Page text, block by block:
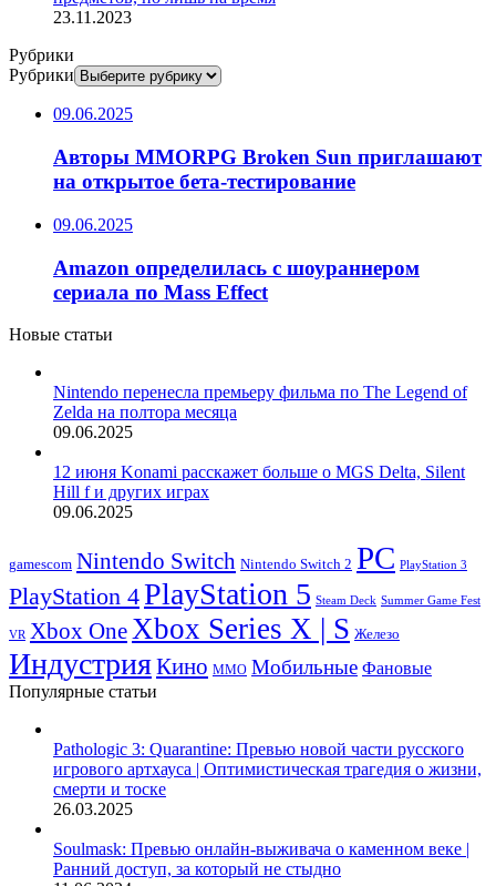
23.11.2023
Рубрики
Рубрики
09.06.2025
Авторы MMORPG Broken Sun приглашают
на открытое бета-тестирование
09.06.2025
Amazon определилась с шоураннером
сериала по Mass Effect
Новые статьи
Nintendo перенесла премьеру фильма по The Legend of
Zelda на полтора месяца
09.06.2025
12 июня Konami расскажет больше о MGS Delta, Silent
Hill f и других играх
09.06.2025
gamescom Nintendo Switch Nintendo Switch 2 PC PlayStation 3
PlayStation 4PlayStation 5 Steam Deck Summer Game Fest
VR Xbox OneXbox Series X | S Железо
ИндустрияКино ММО Мобильные Фановые
Популярные статьи
Pathologic 3: Quarantine: Превью новой части русского
игрового артхауса | Оптимистическая трагедия о жизни,
смерти и тоске
26.03.2025
Soulmask: Превью онлайн-выживача о каменном веке |
Ранний доступ, за который не стыдно